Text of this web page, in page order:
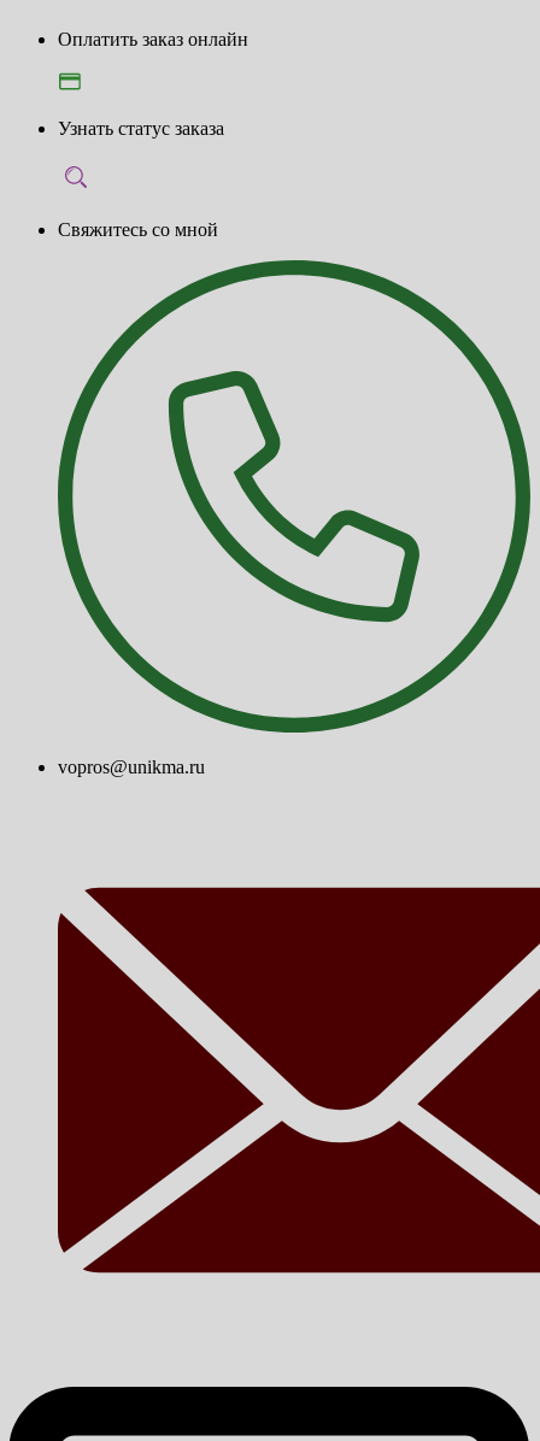
Оплатить заказ онлайн
Узнать статус заказа
Свяжитесь со мной
vopros@unikma.ru